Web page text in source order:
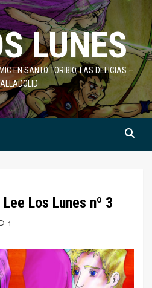
LUNES
EN SANTO TORIBIO, LAS DELICIAS –
Los Lunes nº 3
1